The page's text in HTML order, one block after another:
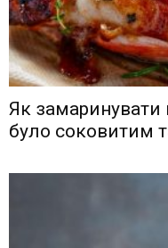
Як
було соковитим